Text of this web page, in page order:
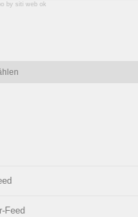
by siti web ok
Feed